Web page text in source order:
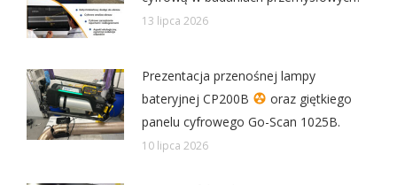
13 lipca 2026
Prezentacja przenośnej lampy
bateryjnej CP200B
oraz giętkiego
panelu cyfrowego Go-Scan 1025B.
10 lipca 2026